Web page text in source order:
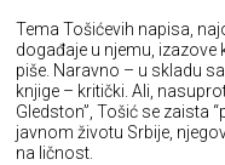
Tema Tošićevih napisa,
događaje u njemu,
piše. Naravno – u skladu
knjige – kritički. Ali,
Gledston”, Tošić se zaista
javnom životu Srbije,
na ličnost.